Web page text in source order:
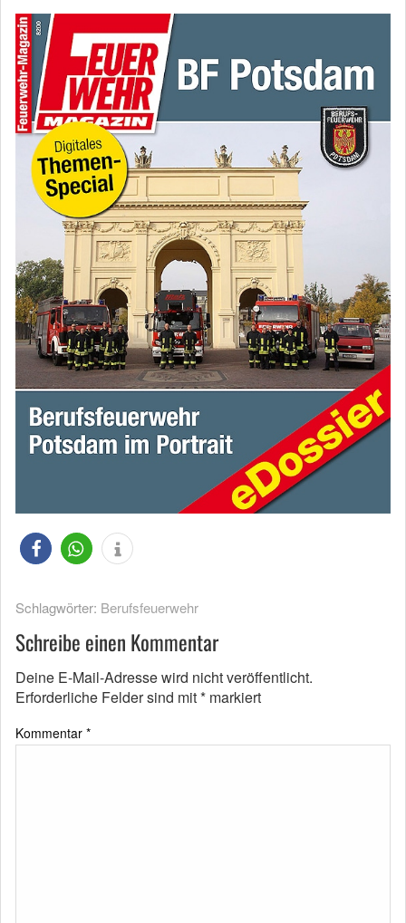
Schlagwörter: Berufsfeuerwehr
Schreibe einen Kommentar
Deine E-Mail-Adresse wird nicht veröffentlicht.
Erforderliche Felder sind mit* markiert
Kommentar *